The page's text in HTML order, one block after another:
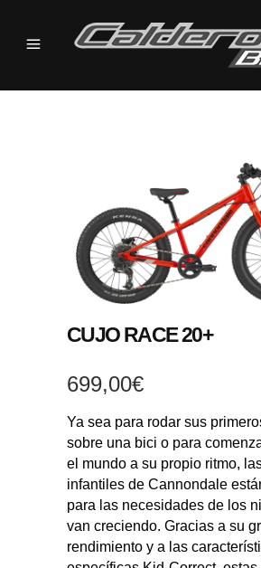
CUJO RACE 20+
699,00€
Ya sea para rodar sus
sobre una bici o para
el mundo a su propio ritmo,
infantiles de Cannondale
para las necesidades de los
van creciendo. Gracias a su
rendimiento y a las